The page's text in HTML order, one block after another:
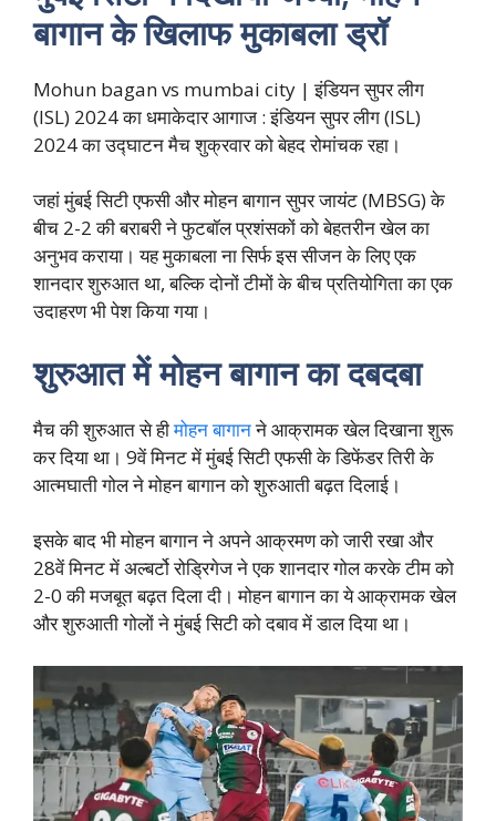
बागान के खिलाफ मुकाबला ड्रॉ
Mohun bagan vs mumbai city | इंडियन सुपर लीग
(ISL) 2024 का धमाकेदार आगाज : इंडियन सुपर लीग (ISL)
2024 का उद्घाटन मैच शुक्रवार को बेहद रोमांचक रहा।
जहां मुंबई सिटी एफसी और मोहन बागान सुपर जायंट (MBSG) के
बीच 2-2 की बराबरी ने फुटबॉल प्रशंसकों को बेहतरीन खेल का
अनुभव कराया। यह मुकाबला ना सिर्फ इस सीजन के लिए एक
शानदार शुरुआत था, बल्कि दोनों टीमों के बीच प्रतियोगिता का एक
उदाहरण भी पेश किया गया।
शुरुआत में मोहन बागान का दबदबा
मैच की शुरुआत से हीमोहन बागानने आक्रामक खेल दिखाना शुरू
कर दिया था। 9वें मिनट में मुंबई सिटी एफसी के डिफेंडर तिरी के
आत्मघाती गोल ने मोहन बागान को शुरुआती बढ़त दिलाई।
इसके बाद भी मोहन बागान ने अपने आक्रमण को जारी रखा और
28वें मिनट में अल्बर्टो रोड्रिगेज ने एक शानदार गोल करके टीम को
2-0 की मजबूत बढ़त दिला दी। मोहन बागान का ये आक्रामक खेल
और शुरुआती गोलों ने मुंबई सिटी को दबाव में डाल दिया था।